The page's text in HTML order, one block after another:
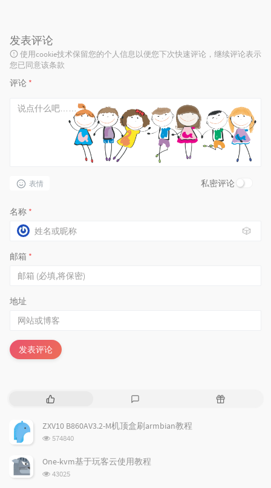
发表评论
使用cookie技术保留您的个人信息以便您下次快速评论，继续评论表示
您已同意该条款
评论 *
表情 私密评论
名称 *
🎲
邮箱 *
地址
发表评论
热
文
章
评
随
ZXV10 B860AV3.2-M机顶盒刷armbian教程
浏
次
574840
One-kvm基于玩客云使用教程
浏
43025